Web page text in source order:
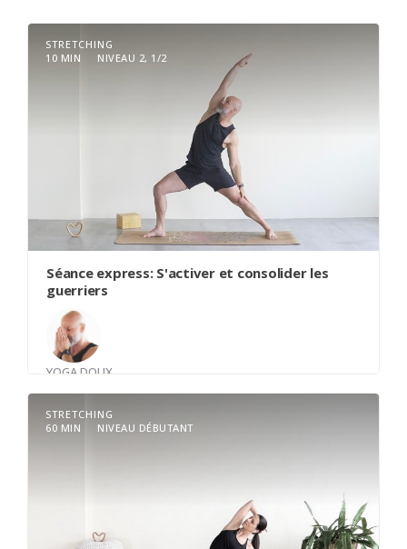
STRETCHING
10 MIN
NIVEAU 2, 1/2
Séance express: S'activer et consolider les
guerriers
YOGA DOUX
AvecDavid Béliveau
base solide et à vous sentir plus stable dans
votre pratique. En prenant le temps de
STRETCHING
60 MIN
NIVEAU DÉBUTANT